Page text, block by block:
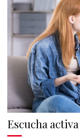
Escucha activa